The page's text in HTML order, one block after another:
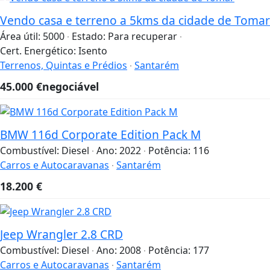
Vendo casa e terreno a 5kms da cidade de Tomar
Área útil: 5000 Estado: Para recuperar
Cert. Energético: Isento
Terrenos, Quintas e Prédios Santarém
45.000 €negociável
BMW 116d Corporate Edition Pack M
Combustível: Diesel Ano: 2022 Potência: 116
Carros e Autocaravanas Santarém
18.200 €
Jeep Wrangler 2.8 CRD
Combustível: Diesel Ano: 2008 Potência: 177
Carros e Autocaravanas Santarém